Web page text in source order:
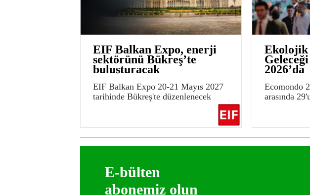
EIF Balkan Expo, enerji
sektörünü Bükreş’te
buluşturacak
EIF Balkan Expo 20-21 Mayıs 2027
tarihinde Bükreş'te düzenlenecek
Ekolojik
2026’da
Ecomondo
arasında
E-bülten
abonemiz olun